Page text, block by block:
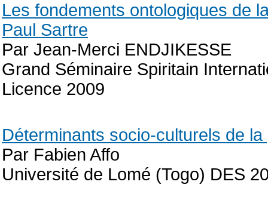
Les fondements ontologiques de
Paul Sartre
Par Jean-Merci ENDJIKESSE
Grand Séminaire Spiritain
Licence 2009
Déterminants socio-culturels de
Par Fabien Affo
Université de Lomé (Togo) DES